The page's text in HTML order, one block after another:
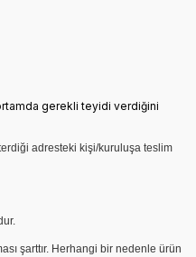
gerekli teyidi verdiğini
adresteki kişi/kuruluşa teslim
şarttır. Herhangi bir nedenle ürün